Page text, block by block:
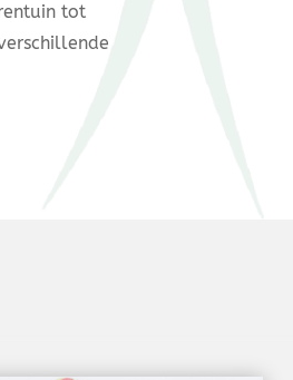
tot